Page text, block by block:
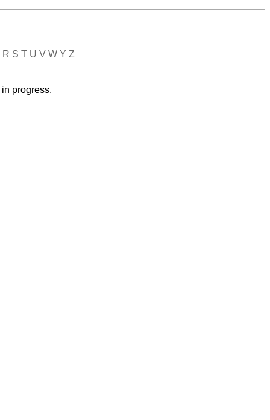
R S T U V W Y Z
progress.